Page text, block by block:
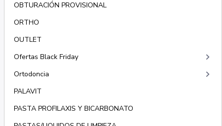
OBTURACIÓN PROVISIONAL
ORTHO
OUTLET
Ofertas Black Friday
keyboard_arrow_right
Ortodoncia keyboard_arrow_right
PALAVIT
PASTA PROFILAXIS Y BICARBONATO